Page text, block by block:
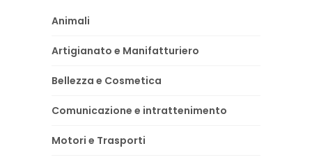
Animali
Artigianato e Manifatturiero
Bellezza e Cosmetica
Comunicazione e intrattenimento
Motori e Trasporti